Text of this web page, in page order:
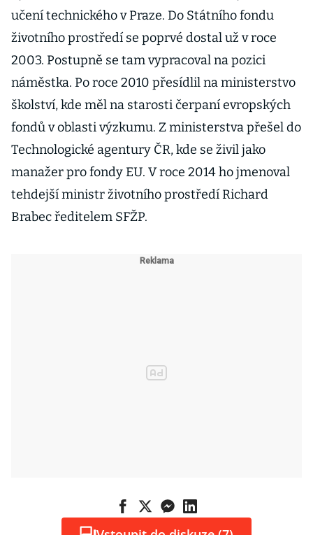
učení technického v Praze. Do Státního fondu
životního prostředí se poprvé dostal už v roce
2003. Postupně se tam vypracoval na pozici
náměstka. Po roce 2010 přesídlil na ministerstvo
školství, kde měl na starosti čerpaní evropských
fondů v oblasti výzkumu. Z ministerstva přešel do
Technologické agentury ČR, kde se živil jako
manažer pro fondy EU. V roce 2014 ho jmenoval
tehdejší ministr životního prostředí Richard
Brabec ředitelem SFŽP.